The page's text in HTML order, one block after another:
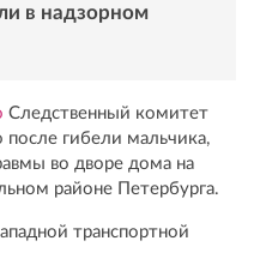
в надзорном
Следственный комитет
гибели мальчика,
во дворе дома на
районе Петербурга.
транспортной